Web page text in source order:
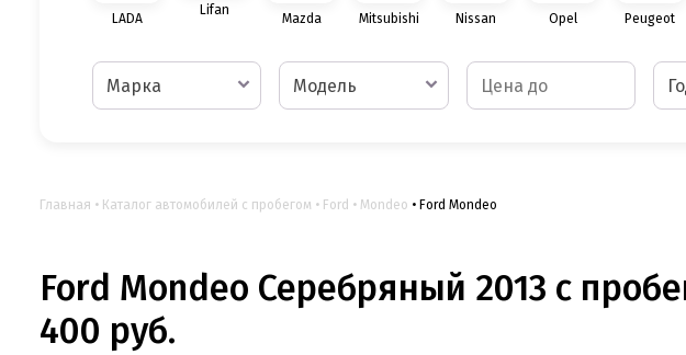
LADA
Lifan
Mazda Mitsubishi Nissan Opel Peugeot
Марка Модель
Главная Каталог автомобилей с пробегом Ford Mondeo Ford Mondeo
Ford Mondeo Серебряный 2013 с
400 руб.